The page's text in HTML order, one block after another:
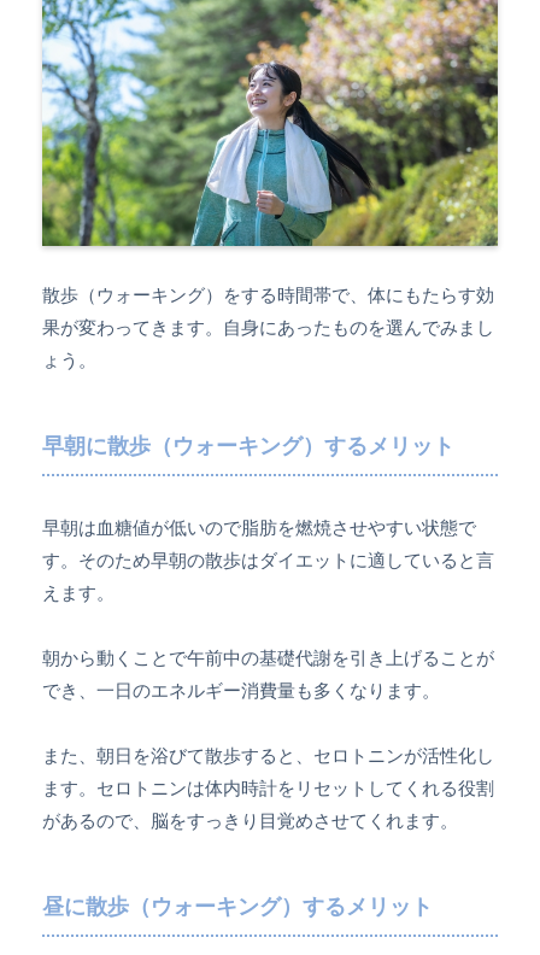
散歩（ウォーキング）をする時間帯で、体にもたらす効
果が変わってきます。自身にあったものを選んでみまし
ょう。
早朝に散歩（ウォーキング）するメリット
早朝は血糖値が低いので脂肪を燃焼させやすい状態で
す。そのため早朝の散歩はダイエットに適していると言
えます。
朝から動くことで午前中の基礎代謝を引き上げることが
でき、一日のエネルギー消費量も多くなります。
また、朝日を浴びて散歩すると、セロトニンが活性化し
ます。セロトニンは体内時計をリセットしてくれる役割
があるので、脳をすっきり目覚めさせてくれます。
昼に散歩（ウォーキング）するメリット